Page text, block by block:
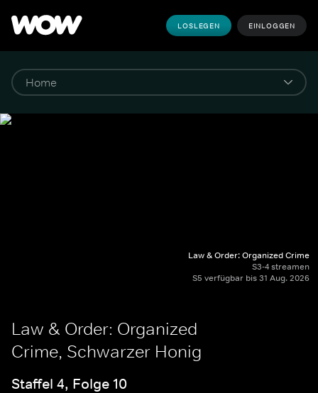
LOSLEGEN EINLOGGEN
Law & Order: Organized Crime
S3-4 streamen
S5 verfügbar bis 31 Aug. 2026
Law & Order: Organized
Crime, Schwarzer Honig
Staffel 4, Folge 10